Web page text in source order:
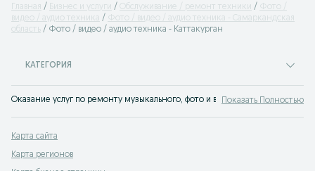
Главная Бизнес и услуги Обслуживание / ремонт техники
Фото /
видео / аудио техника
Фото / видео / аудио техника - Самаркандская
область
Фото / видео / аудио техника - Каттакурган
КАТЕГОРИЯ
Оказание услуг по ремонту музыкального, фото и видео оборудования на
Показать Полностью
Карта сайта
Карта регионов